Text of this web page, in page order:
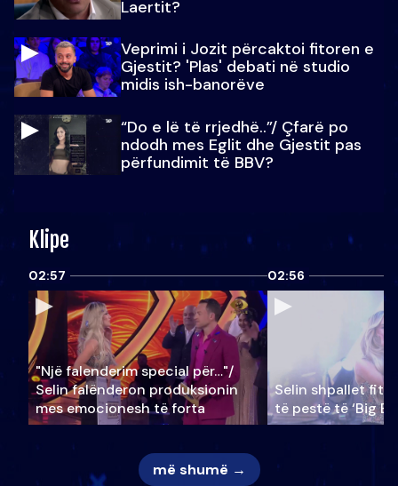
Laertit?
Veprimi i Jozit përcaktoi fitoren e
Gjestit? 'Plas' debati në studio
midis ish-banorëve
“Do e lë të rrjedhë..”/ Çfarë po
ndodh mes Eglit dhe Gjestit pas
përfundimit të BBV?
Klipe
02:57
"Një falenderim special për…"/
Selin falënderon produksionin
mes emocionesh të forta
02:56
Selin shpallet
të pestë të ‘Big
më shumë →